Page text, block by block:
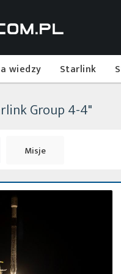
wiedzy Starlink
Group 4-4"
Misje